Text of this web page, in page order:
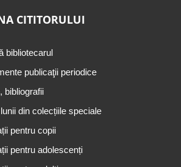
CITITORULUI
bibliotecarul
publicaţii periodice
bibliografii
din colecțiile speciale
pentru copii
pentru adolescenți